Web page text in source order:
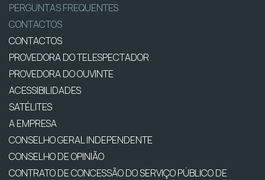
PERGUNTAS FREQUENTES
CONTACTOS
CONTACTOS
PROVEDORA DO TELESPECTADOR
PROVEDORA DO OUVINTE
ACESSIBILIDADES
SATÉLITES
A EMPRESA
CONSELHO GERAL INDEPENDENTE
CONSELHO DE OPINIÃO
CONTRATO DE CONCESSÃO DO SERVIÇO PÚBLICO DE